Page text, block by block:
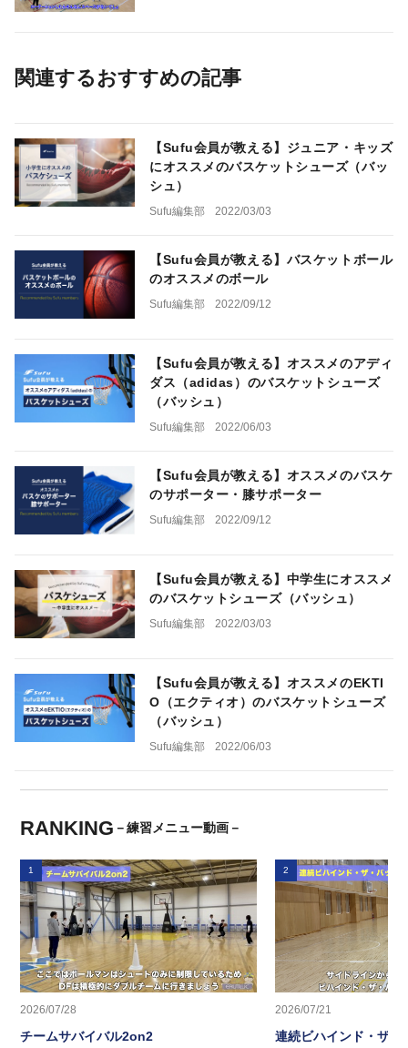
関連するおすすめの記事
【Sufu会員が教える】ジュニア・キッズ
にオススメのバスケットシューズ（バッ
シュ）
Sufu編集部 2022/03/03
【Sufu会員が教える】バスケットボール
のオススメのボール
Sufu編集部 2022/09/12
【Sufu会員が教える】オススメのアディ
ダス（adidas）のバスケットシューズ
（バッシュ）
Sufu編集部 2022/06/03
【Sufu会員が教える】オススメのバスケ
のサポーター・膝サポーター
Sufu編集部 2022/09/12
【Sufu会員が教える】中学生にオススメ
のバスケットシューズ（バッシュ）
Sufu編集部 2022/03/03
【Sufu会員が教える】オススメのEKTI
O（エクティオ）のバスケットシューズ
（バッシュ）
Sufu編集部 2022/06/03
RANKING －練習メニュー動画－
1
2026/07/28
チームサバイバル2on2
2
2026/07/21
連続ビハインド・ザ・